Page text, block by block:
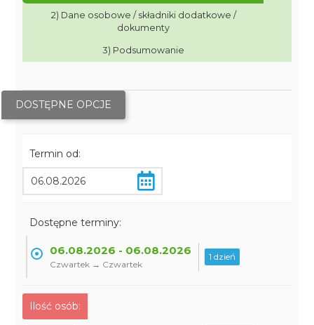
2) Dane osobowe / składniki dodatkowe /
dokumenty
3) Podsumowanie
DOSTĘPNE OPCJE
Termin od:
Dostępne terminy:
06.08.2026 - 06.08.2026
Czwartek → Czwartek
1 dzień
Ilość osób: